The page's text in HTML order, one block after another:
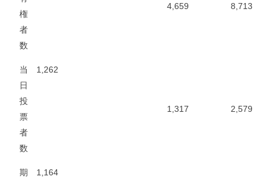
権
者
数
4,659 8,713
当
日
投
票
者
数
1,262
1,317 2,579
期
1,164